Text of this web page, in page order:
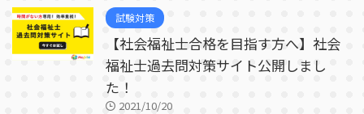
試験対策
【社会福祉士合格を目指す方へ】社会
福祉士過去問対策サイト公開しまし
た！
2021/10/20